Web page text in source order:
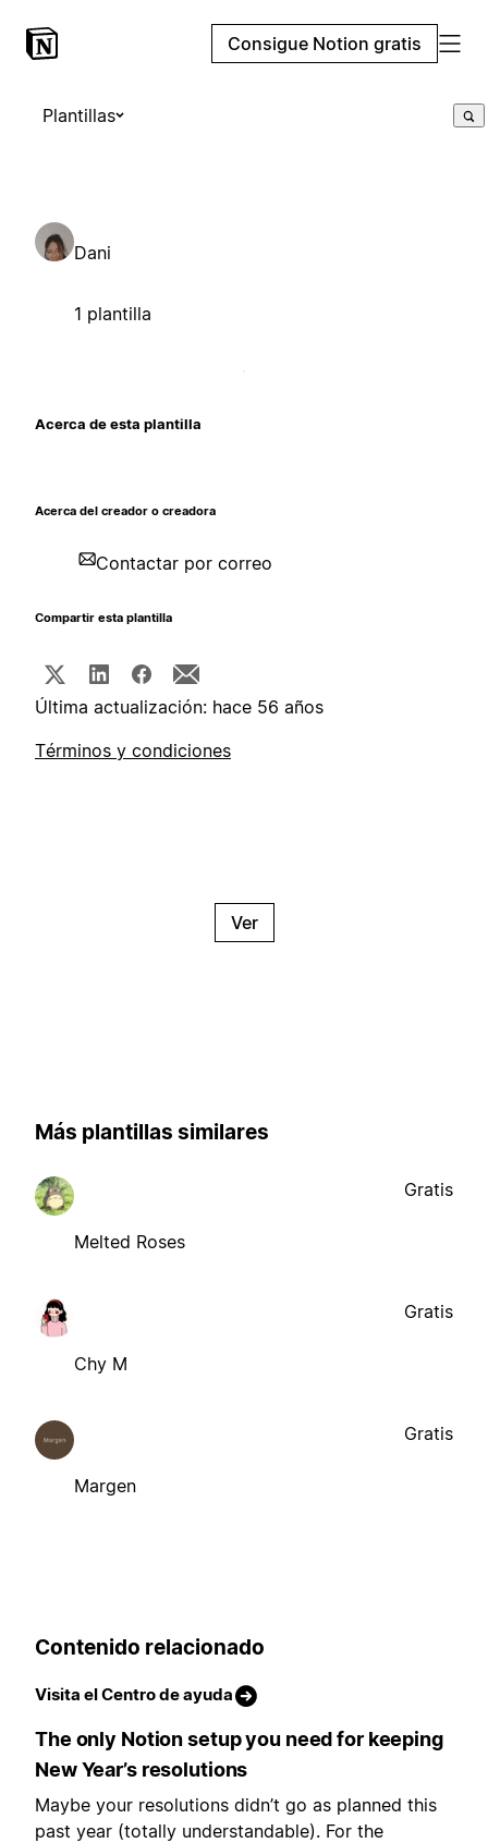
Consigue Notion gratis
Plantillas
Dani
1 plantilla
Acerca de esta plantilla
Acerca del creador o creadora
Contactar por correo
Compartir esta plantilla
Última actualización: hace 56 años
Términos y condiciones
Ver
Más plantillas similares
Melted Roses
Gratis
Chy M
Gratis
Margen
Gratis
Contenido relacionado
Visita el Centro de ayuda
The only Notion setup you need for keeping
New Year’s resolutions
Maybe your resolutions didn’t go as planned this
past year (totally understandable). For the